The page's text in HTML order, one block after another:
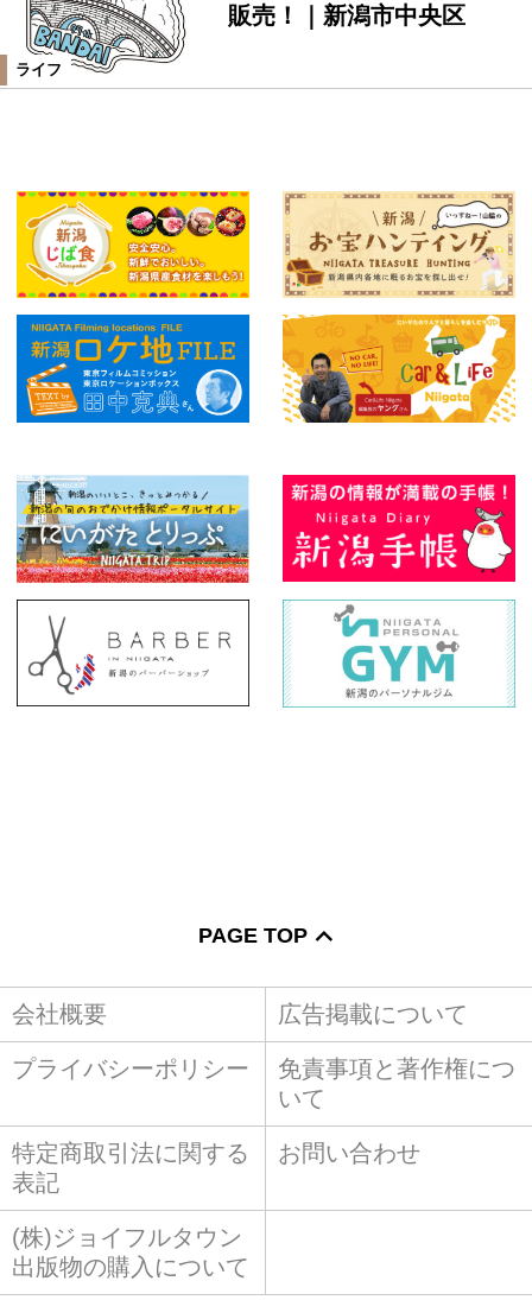
ライフ
販売！｜新潟市中央区
PAGE TOP
会社概要 広告掲載について
プライバシーポリシー
免責事項と著作権につ
いて
特定商取引法に関する
表記
お問い合わせ
(株)ジョイフルタウン
出版物の購入について